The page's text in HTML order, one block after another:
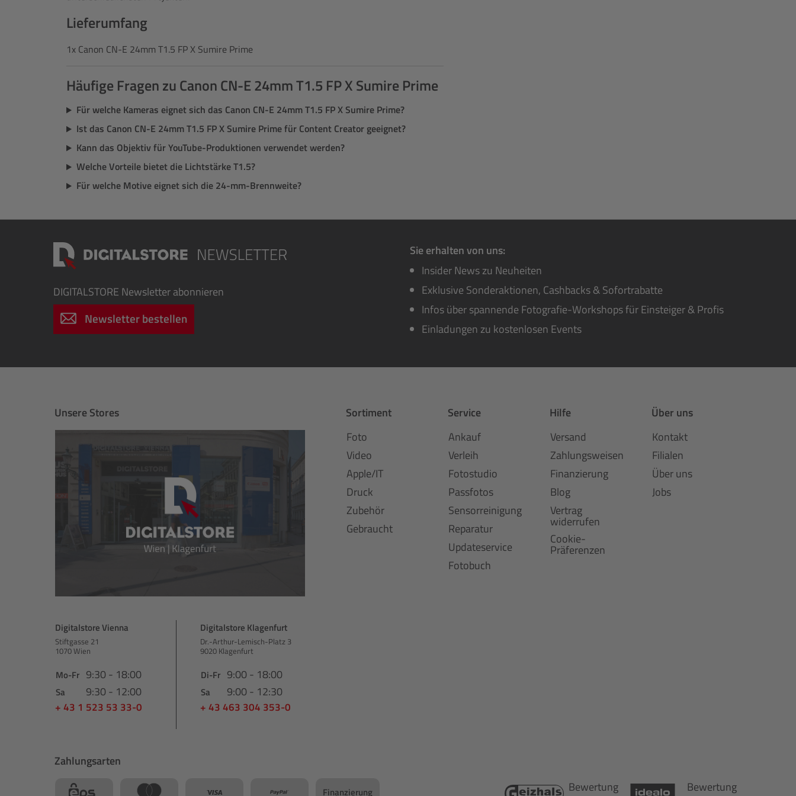
Lieferumfang
1x Canon CN-E 24mm T1.5 FP X Sumire Prime
Häufige Fragen zu Canon CN-E 24mm T1.5 FP X Sumire Prime
Für welche Kameras eignet sich das Canon CN-E 24mm T1.5 FP X Sumire Prime?
Ist das Canon CN-E 24mm T1.5 FP X Sumire Prime für Content Creator geeignet?
Kann das Objektiv für YouTube-Produktionen verwendet werden?
Welche Vorteile bietet die Lichtstärke T1.5?
Für welche Motive eignet sich die 24-mm-Brennweite?
DIGITALSTORE Newsletter abonnieren
Newsletter bestellen
Sie erhalten von uns:
Insider News zu Neuheiten
Exklusive Sonderaktionen, Cashbacks & Sofortrabatte
Infos über spannende Fotografie-Workshops für Einsteiger & Profis
Einladungen zu kostenlosen Events
Unsere Stores
Digitalstore Vienna
Stiftgasse 21
1070 Wien
Mo-Fr 9:30 - 18:00
Sa 9:30 - 12:00
+ 43 1 523 53 33-0
Digitalstore Klagenfurt
Dr.-Arthur-Lemisch-Platz 3
9020 Klagenfurt
Di-Fr 9:00 - 18:00
Sa 9:00 - 12:30
+ 43 463 304 353-0
Sortiment
Foto
Video
Apple/IT
Druck
Zubehör
Gebraucht
Service
Ankauf
Verleih
Fotostudio
Passfotos
Sensorreinigung
Reparatur
Updateservice
Fotobuch
Hilfe
Versand
Zahlungsweisen
Finanzierung
Blog
Vertrag
widerrufen
Cookie-
Präferenzen
Über uns
Kontakt
Filialen
Über uns
Jobs
Zahlungsarten
Finanzierung
Bewertung
Bewertung